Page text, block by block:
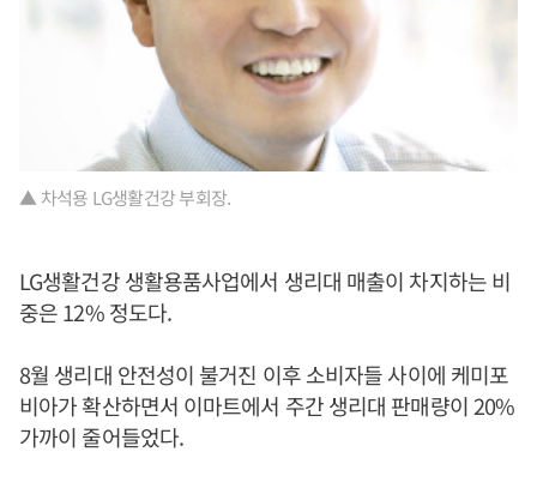
▲ 차석용 LG생활건강 부회장.
LG생활건강 생활용품사업에서 생리대 매출이 차지하는 비
중은 12% 정도다.
8월 생리대 안전성이 불거진 이후 소비자들 사이에 케미포
비아가 확산하면서 이마트에서 주간 생리대 판매량이 20%
가까이 줄어들었다.